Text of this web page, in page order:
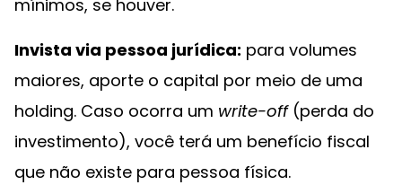
mínimos, se houver.
Invista via pessoa jurídica: para volumes
maiores, aporte o capital por meio de uma
holding. Caso ocorra um write-off(perda do
investimento), você terá um benefício fiscal
que não existe para pessoa física.